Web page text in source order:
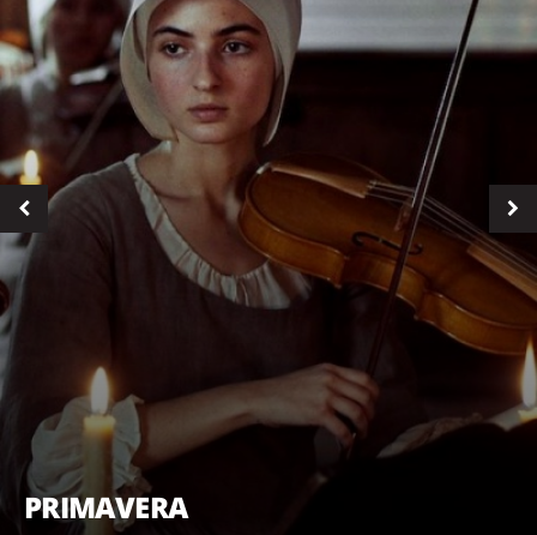
PRIMAVERA